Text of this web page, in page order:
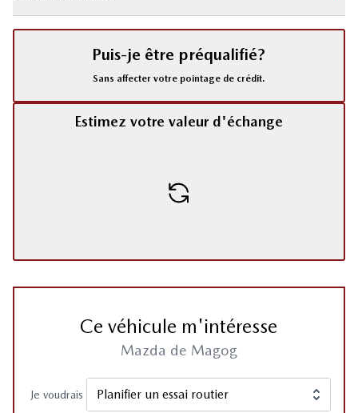
Ce véhicule m'intéresse
Mazda de Magog
Je voudrais
Puis-je être préqualifié?
Sans affecter votre pointage de crédit.
Estimez votre valeur d'échange